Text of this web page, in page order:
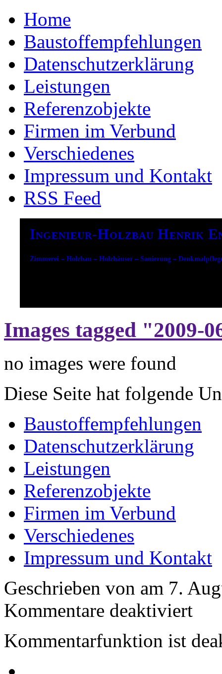
Home
Baustoffempfehlungen
Datenschutzerklärung
Leistungen
Referenzobjekte
Firmen im Verbund
Verschiedenes
Impressum und Kontakt
RSS Feed
Ingenieur-Holzbau Henrik
Zimmerei – Holzbau – Holzhäuser – Sanierung –
Images tagged "2009-
no images were found
Diese Seite hat folgende
Baustoffempfehlungen
Datenschutzerklärung
Leistungen
Referenzobjekte
Firmen im Verbund
Verschiedenes
Impressum und Kontakt
Geschrieben von am 7.
Kommentare deaktiviert
06-
30
Kommentarfunktion ist